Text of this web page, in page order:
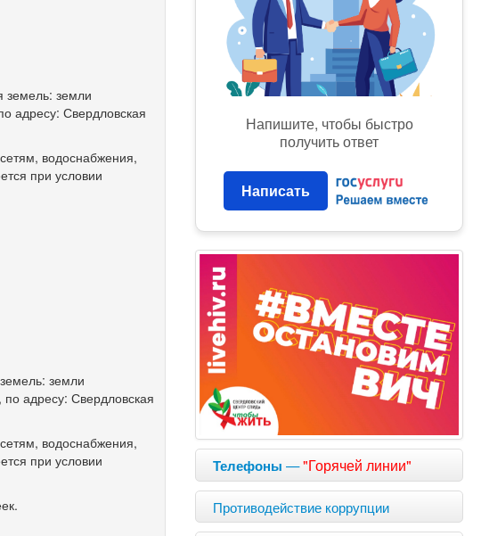
земель: земли
адресу: Свердловская
водоснабжения,
при условии
земли
адресу: Свердловская
водоснабжения,
при условии
Напишите, чтобы быстро
получить ответ
Написать
Телефоны —"Горячей линии"
Противодействие коррупции